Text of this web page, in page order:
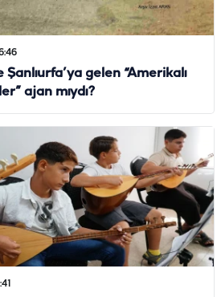
Şanlıurfa’ya gelen “Amerikalı
ajan mıydı?